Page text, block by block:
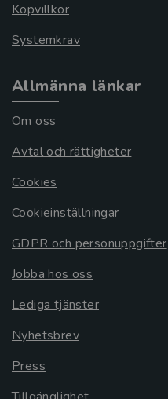
Köpvillkor
Systemkrav
Allmänna länkar
Om oss
Avtal och rättigheter
Cookies
Cookieinställningar
GDPR och personuppgifter
Jobba hos oss
Lediga tjänster
Nyhetsbrev
Press